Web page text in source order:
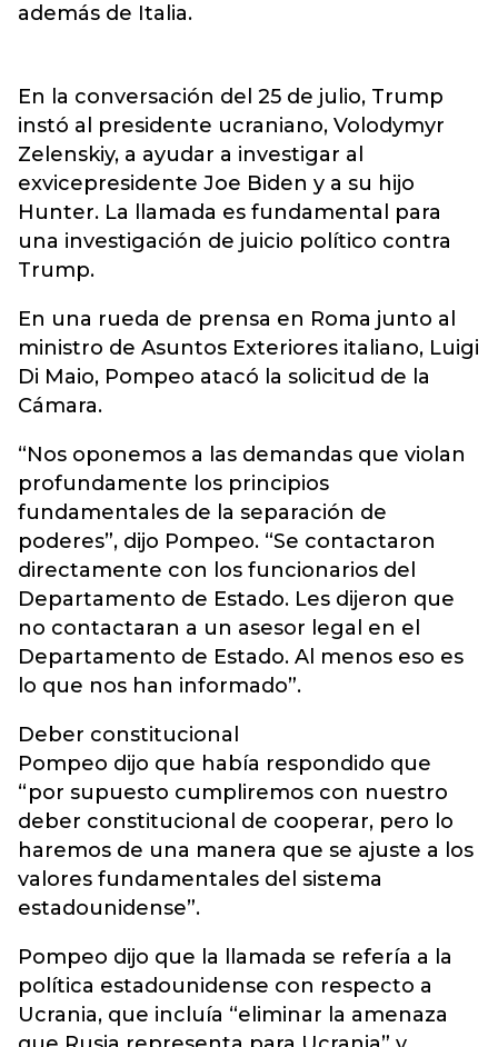
además de Italia.
En la conversación del 25 de julio, Trump
instó al presidente ucraniano, Volodymyr
Zelenskiy, a ayudar a investigar al
exvicepresidente Joe Biden y a su hijo
Hunter. La llamada es fundamental para
una investigación de juicio político contra
Trump.
En una rueda de prensa en Roma junto al
ministro de Asuntos Exteriores italiano, Luigi
Di Maio, Pompeo atacó la solicitud de la
Cámara.
“Nos oponemos a las demandas que violan
profundamente los principios
fundamentales de la separación de
poderes”, dijo Pompeo. “Se contactaron
directamente con los funcionarios del
Departamento de Estado. Les dijeron que
no contactaran a un asesor legal en el
Departamento de Estado. Al menos eso es
lo que nos han informado”.
Deber constitucional
Pompeo dijo que había respondido que
“por supuesto cumpliremos con nuestro
deber constitucional de cooperar, pero lo
haremos de una manera que se ajuste a los
valores fundamentales del sistema
estadounidense”.
Pompeo dijo que la llamada se refería a la
política estadounidense con respecto a
Ucrania, que incluía “eliminar la amenaza